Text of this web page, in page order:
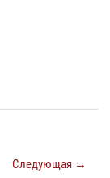
Следующая →